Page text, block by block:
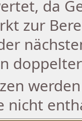
da
zur
nicht